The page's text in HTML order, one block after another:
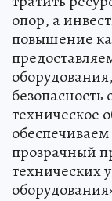
опор, а
повышение
техническое
прозрачный
технических